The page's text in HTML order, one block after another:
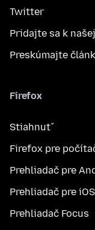
Twitter
Pridajte sa k
Preskúmajte
Firefox
Stiahnuť
Firefox pre
Prehliadač pre
Prehliadač pre iOS
Prehliadač Focus